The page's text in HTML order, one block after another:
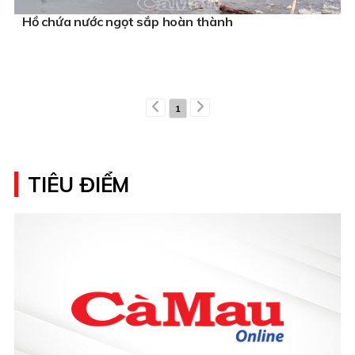
Hồ chứa nước ngọt sắp hoàn thành
1
TIÊU ĐIỂM